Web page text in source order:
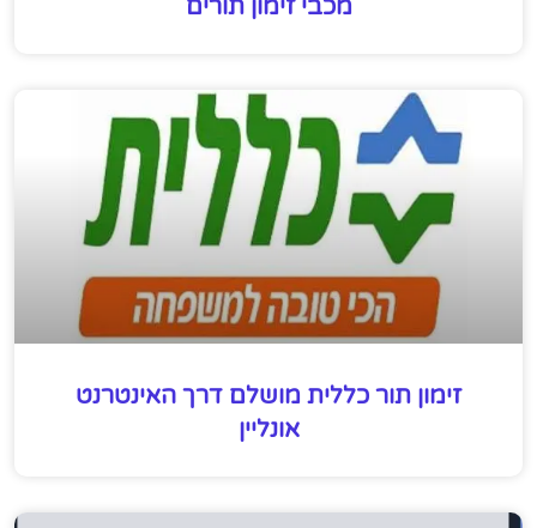
מכבי זימון תורים
זימון תור כללית מושלם דרך האינטרנט
אונליין